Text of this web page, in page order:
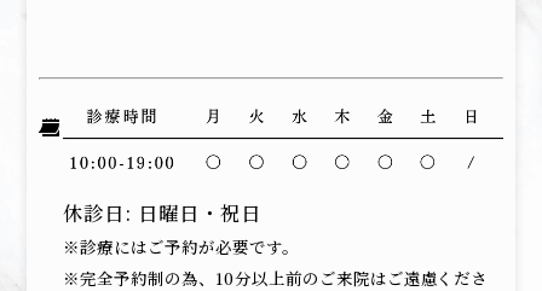
休診日: 日曜日・祝日
※診療にはご予約が必要です。
※完全予約制の為、10分以上前のご来院はご遠慮くださ